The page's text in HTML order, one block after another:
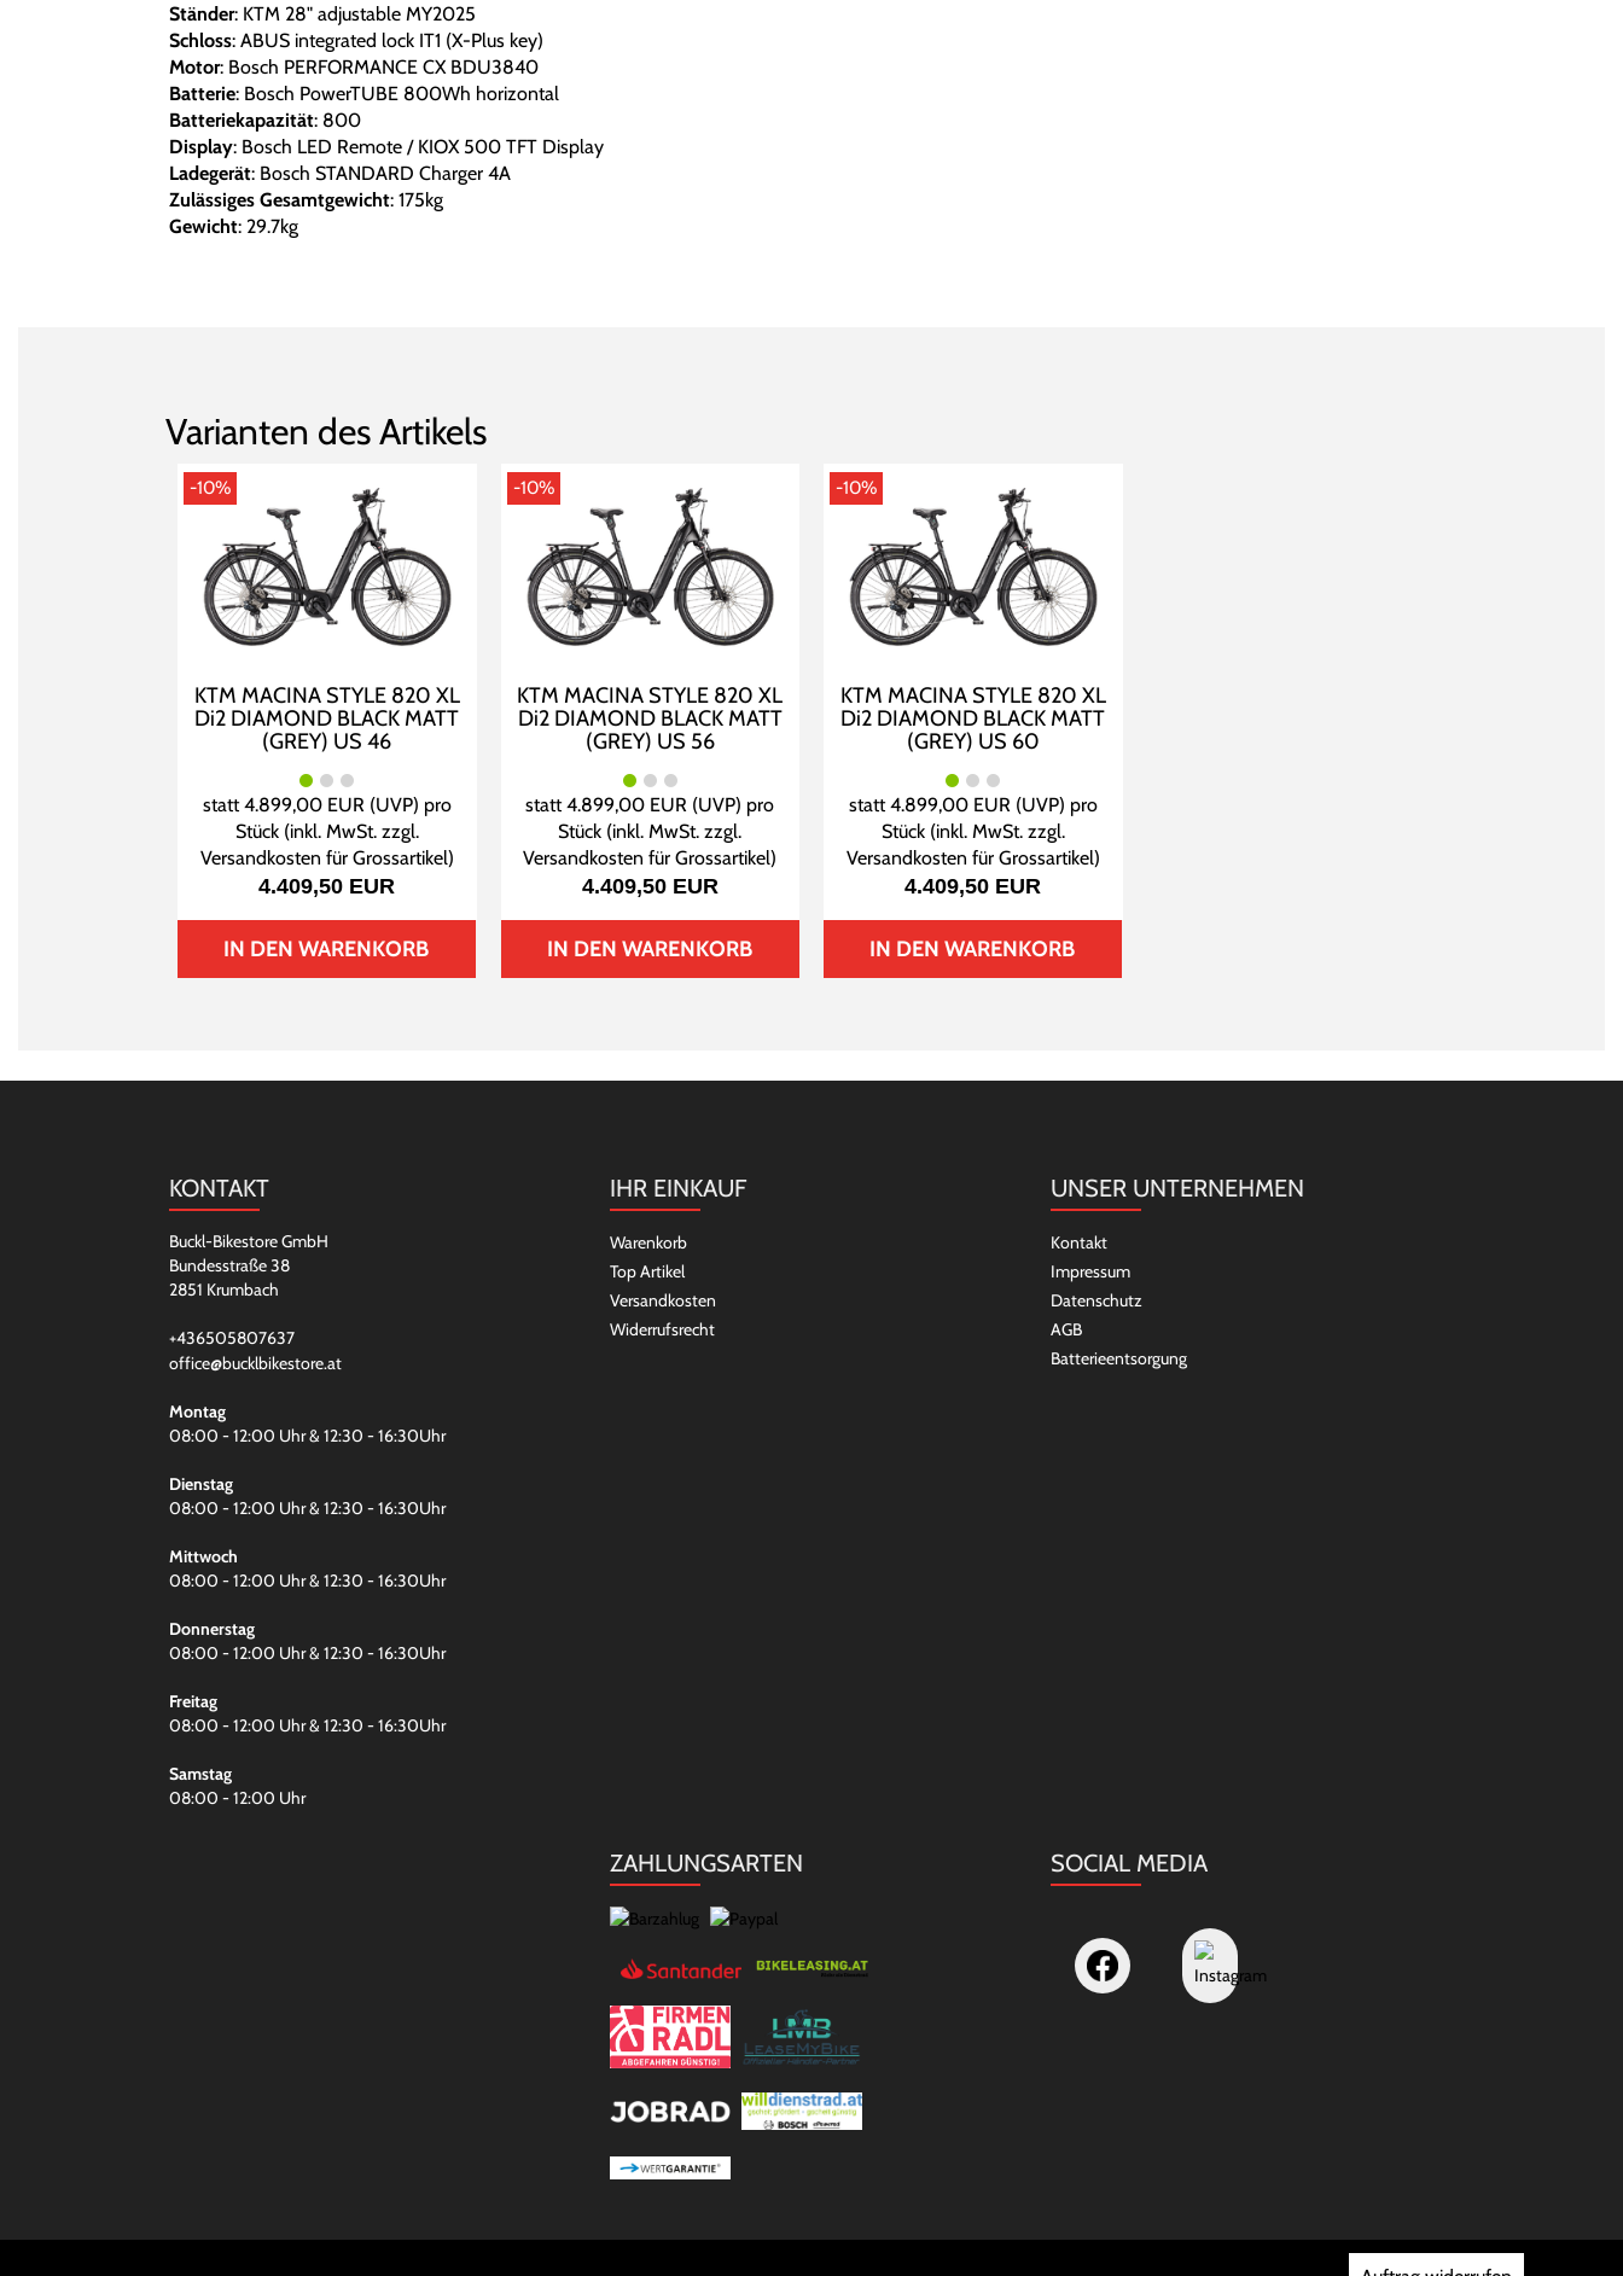
Ständer: KTM 28" adjustable MY2025
Schloss: ABUS integrated lock IT1 (X-Plus key)
Motor: Bosch PERFORMANCE CX BDU3840
Batterie: Bosch PowerTUBE 800Wh horizontal
Batteriekapazität: 800
Display: Bosch LED Remote / KIOX 500 TFT Display
Ladegerät: Bosch STANDARD Charger 4A
Zulässiges Gesamtgewicht: 175kg
Gewicht: 29.7kg
Varianten des Artikels
-10%
KTM MACINA STYLE 820 XL
Di2 DIAMOND BLACK MATT
(GREY) US 46
statt4.899,00 EUR(UVP) pro
Stück (inkl. MwSt. zzgl.
Versandkosten für Grossartikel)
4.409,50 EUR
IN DEN WARENKORB
-10%
KTM MACINA STYLE 820 XL
Di2 DIAMOND BLACK MATT
(GREY) US 56
statt4.899,00 EUR (UVP) pro
Stück (inkl. MwSt. zzgl.
Versandkosten für Grossartikel)
4.409,50 EUR
IN DEN WARENKORB
-10%
KTM MACINA STYLE 820 XL
Di2 DIAMOND BLACK MATT
(GREY) US 60
statt4.899,00 EUR(UVP) pro
Stück (inkl. MwSt. zzgl.
Versandkosten für Grossartikel)
4.409,50 EUR
IN DEN WARENKORB
KONTAKT
Buckl-Bikestore GmbH
Bundesstraße 38
2851 Krumbach
+436505807637
office@bucklbikestore.at
Montag
08:00 - 12:00 Uhr & 12:30 - 16:30Uhr
Dienstag
08:00 - 12:00 Uhr & 12:30 - 16:30Uhr
Mittwoch
08:00 - 12:00 Uhr & 12:30 - 16:30Uhr
Donnerstag
08:00 - 12:00 Uhr & 12:30 - 16:30Uhr
Freitag
08:00 - 12:00 Uhr & 12:30 - 16:30Uhr
Samstag
08:00 - 12:00 Uhr
IHR EINKAUF
Warenkorb
Top Artikel
Versandkosten
Widerrufsrecht
UNSER UNTERNEHMEN
Kontakt
Impressum
Datenschutz
AGB
Batterieentsorgung
ZAHLUNGSARTEN SOCIAL MEDIA